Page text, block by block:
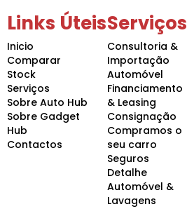
Links Úteis
Inicio
Comparar
Stock
Serviços
Sobre Auto Hub
Sobre Gadget
Hub
Contactos
Serviços
Consultoria &
Importação
Automóvel
Financiamento
& Leasing
Consignação
Compramos o
seu carro
Seguros
Detalhe
Automóvel &
Lavagens